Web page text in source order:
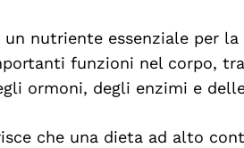
un nutriente essenziale per
funzioni nel corpo,
ormoni, degli enzimi e
che una dieta ad alto